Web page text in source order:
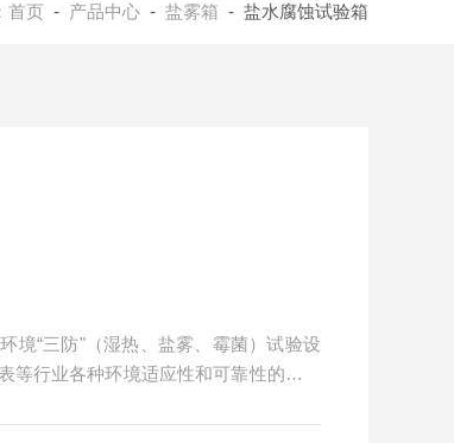
首页 - 产品中心 - 盐雾箱 - 盐水腐蚀试验箱
境“三防"（湿热、盐雾、霉菌）试验设
行业各种环境适应性和可靠性的一种